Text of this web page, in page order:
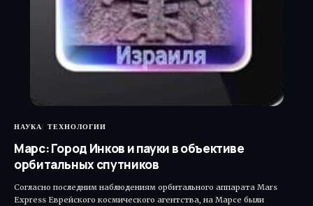
НАУКА ТЕХНОЛОГИИ
Марс: Город Инков и пауки в объективе
орбитальных спутников
Согласно последним наблюдениям орбитального аппарата Mars
Express Еврейского космического агентства, на Марсе были